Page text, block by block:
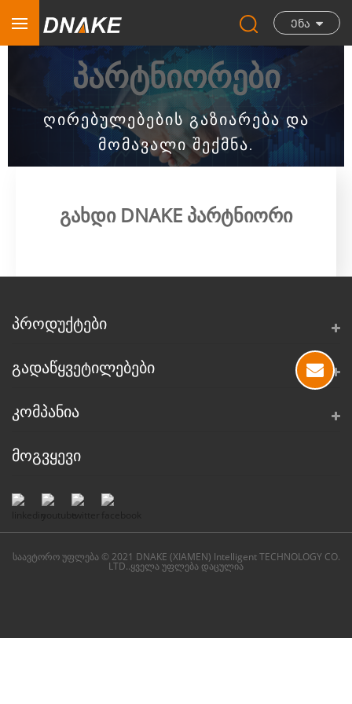
Ენა
პარტნიორები
ღირებულებების გაზიარება და
მომავალი შექმნა.
გახდი DNAKE პარტნიორი
ᲞᲠᲝᲓᲣᲥᲢᲔᲑᲘ
ᲒᲐᲓᲐᲬᲧᲕᲔᲢᲘᲚᲔᲑᲔᲑᲘ
ᲙᲝᲛᲞᲐᲜᲘᲐ
ᲛᲝᲒᲕᲧᲔᲕᲘ
საავტორო უფლება © 2021 DNAKE (XIAMEN) Intelligent TECHNOLOGY CO.
LTD..ყველა უფლება დაცულია